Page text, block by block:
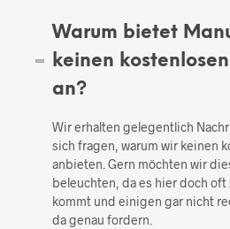
Warum bietet
keinen
an?
Wir erhalten gelegentlich
sich fragen, warum wir keinen
anbieten. Gern möchten wir
beleuchten, da es hier doch oft
kommt und einigen gar nicht
da genau fordern.